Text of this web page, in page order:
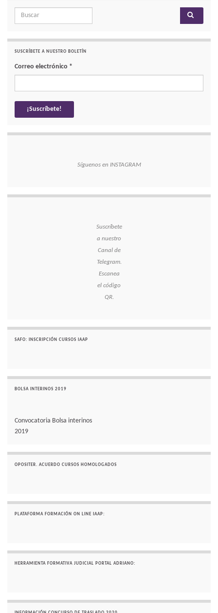
Search for:
SUSCRÍBETE A NUESTRO BOLETÍN
Correo electrónico *
Síguenos en INSTAGRAM
Suscríbete
a nuestro
Canal de
Telegram.
Escanea
el código
QR.
SAFO: INSCRIPCIÓN CURSOS IAAP
BOLSA INTERINOS 2019
Convocatoria Bolsa interinos
2019
OPOSITER. ACUERDO CURSOS HOMOLOGADOS
PLATAFORMA FORMACIÓN ON LINE IAAP:
HERRAMIENTA FORMATIVA JUDICIAL PORTAL ADRIANO: